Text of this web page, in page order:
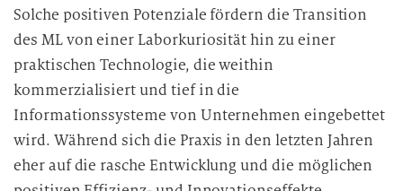
d
i
e
t
e
n
Solche positiven Potenziale fördern die Transition
des ML von einer Laborkuriosität hin zu einer
praktischen Technologie, die weithin
kommerzialisiert und tief in die
Informationssysteme von Unternehmen eingebettet
wird. Während sich die Praxis in den letzten Jahren
eher auf die rasche Entwicklung und die möglichen